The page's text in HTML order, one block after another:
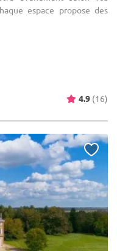
espace propose des
4.9 (16)